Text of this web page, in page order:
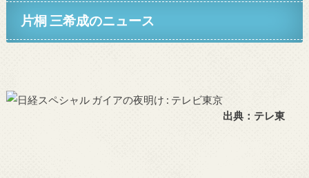
片桐 三希成のニュース
出典：テレ東